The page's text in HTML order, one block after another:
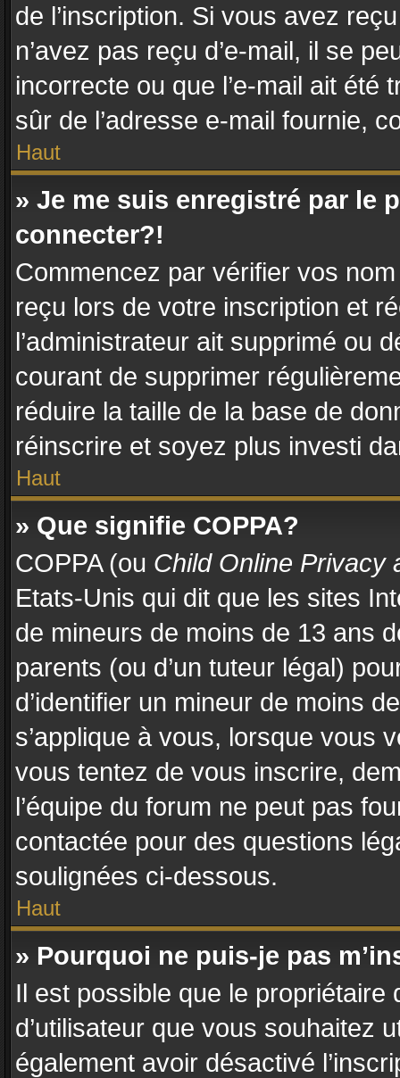
de l’inscription. Si vous avez
n’avez pas reçu d’e-mail, il se
incorrecte ou que l’e-mail ait
sûr de l’adresse e-mail fournie,
Haut
» Je me suis enregistré par le
connecter?!
Commencez par vérifier vos
reçu lors de votre inscription et
l’administrateur ait supprimé ou
courant de supprimer
réduire la taille de la base de
réinscrire et soyez plus investi
Haut
» Que signifie COPPA?
COPPA (ou Child Online Privacy
Etats-Unis qui dit que les sites
de mineurs de moins de 13 ans
parents (ou d’un tuteur légal)
d’identifier un mineur de moins
s’applique à vous, lorsque vous
vous tentez de vous inscrire,
l’équipe du forum ne peut pas
contactée pour des questions
soulignées ci-dessous.
Haut
» Pourquoi ne puis-je pas
Il est possible que le
d’utilisateur que vous souhaitez
également avoir désactivé